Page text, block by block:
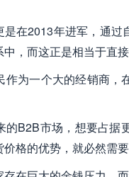
在2013年进军，通
，而这正是相当于直
作为一个大的经销商
的B2B市场，想要占据
格的优势，就必然需